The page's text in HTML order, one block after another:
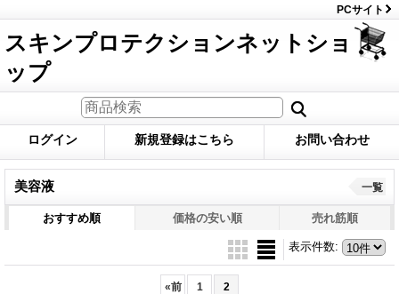
PCサイト
スキンプロテクションネットショ
ップ
ログイン 新規登録はこちら お問い合わせ
美容液 一覧
おすすめ順 価格の安い順 売れ筋順
表示件数:
«前 1 2